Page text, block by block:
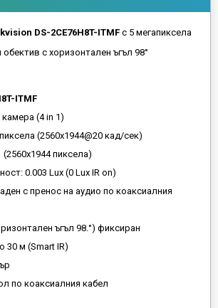
DS-2CE76H8T-ITMFс 5 мегапиксела
с хоризонтален ъгъл 98°
ITMF
камера (4 in 1)
(2560x1944@20 кад/сек)
пиксела)
0.003 Lux (0 Lux IR on)
с пренос на аудио по коаксиалния
ъгъл 98.°) фиксиран
30 м (Smart IR)
по коаксиалния кабел